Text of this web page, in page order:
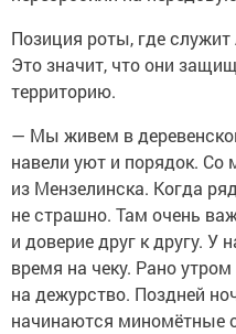
Позиция роты, где
Это значит, что они
территорию.
— Мы живем в
навели уют и порядок. Со
из Мензелинска. Когда
не страшно. Там очень
и доверие друг к другу.
время на чеку. Рано
на дежурство. Поздней
начинаются миномётные